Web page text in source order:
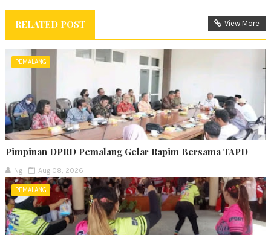
RELATED POST View More
PEMALANG
Pimpinan DPRD Pemalang Gelar Rapim Bersama TAPD
Ng Aug 08, 2026
PEMALANG